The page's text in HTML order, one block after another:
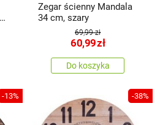
Zegar ścienny Mandala
34 cm, szary
69,99 zł
60,99zł
Do koszyka
-13% -38%